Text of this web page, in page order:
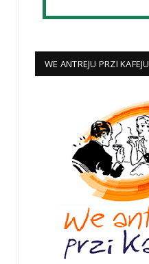
WE ANTREJU PRZI KAFEJU